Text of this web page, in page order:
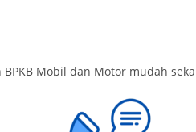
Mobil dan Motor mudah